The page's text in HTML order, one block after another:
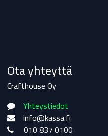
Ota yhteyttä
Crafthouse Oy
Yhteystiedot
info@kassa.fi
010 837 0100